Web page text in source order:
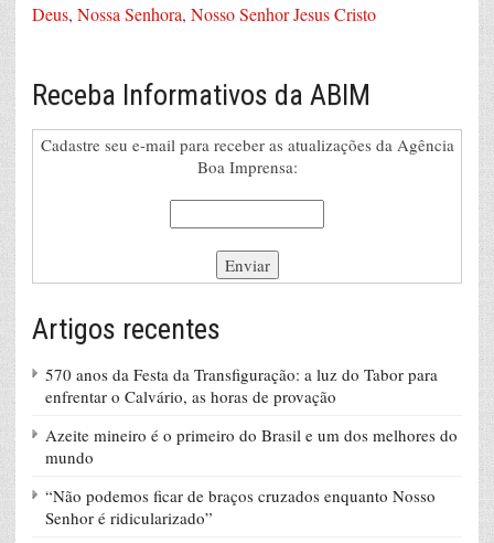
Deus, Nossa Senhora, Nosso Senhor Jesus Cristo
Receba Informativos da ABIM
Cadastre seu e-mail para receber as atualizações da Agência
Boa Imprensa:
Artigos recentes
570 anos da Festa da Transfiguração: a luz do Tabor para
enfrentar o Calvário, as horas de provação
Azeite mineiro é o primeiro do Brasil e um dos melhores do
mundo
“Não podemos ficar de braços cruzados enquanto Nosso
Senhor é ridicularizado”